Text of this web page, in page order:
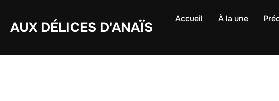
contenu
AUX DÉLICES D'ANAÏS
Accueil À la une